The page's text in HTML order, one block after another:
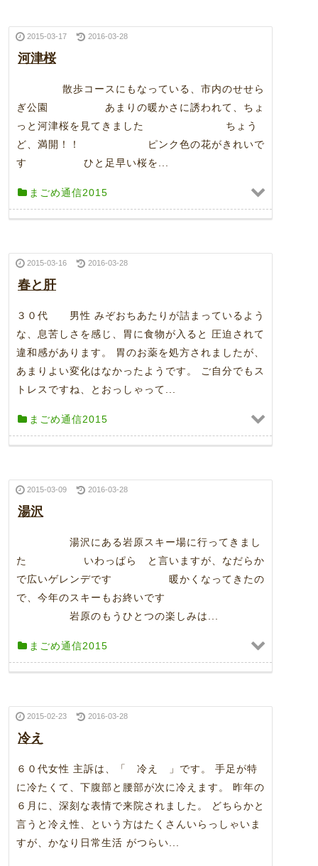
2015-03-17 2016-03-28
河津桜
散歩コースにもなっている、市内のせせら
ぎ公園 あまりの暖かさに誘われて、ちょ
っと河津桜を見てきました ちょう
ど、満開！！ ピンク色の花がきれいで
す ひと足早い桜を...
まごめ通信2015
2015-03-16 2016-03-28
春と肝
３０代 男性 みぞおちあたりが詰まっているよう
な、息苦しさを感じ、胃に食物が入ると 圧迫されて
違和感があります。 胃のお薬を処方されましたが、
あまりよい変化はなかったようです。 ご自分でもス
トレスですね、とおっしゃって...
まごめ通信2015
2015-03-09 2016-03-28
湯沢
湯沢にある岩原スキー場に行ってきまし
た いわっぱら と言いますが、なだらか
で広いゲレンデです 暖かくなってきたの
で、今年のスキーもお終いです
岩原のもうひとつの楽しみは...
まごめ通信2015
2015-02-23 2016-03-28
冷え
６０代女性 主訴は、「 冷え 」です。 手足が特
に冷たくて、下腹部と腰部が次に冷えます。 昨年の
６月に、深刻な表情で来院されました。 どちらかと
言うと冷え性、という方はたくさんいらっしゃいま
すが、かなり日常生活 がつらい...